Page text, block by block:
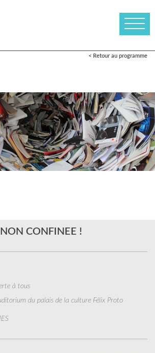
< Retour au programme
CONFINEE !
à tous
du palais de la culture Félix Proto